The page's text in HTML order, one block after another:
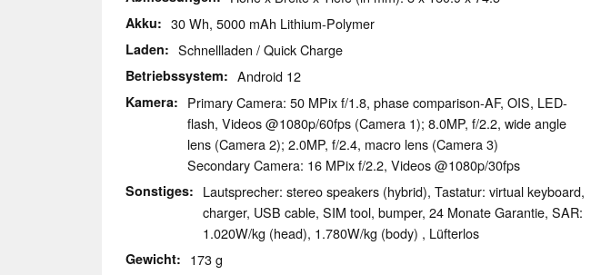
Akku 30 Wh, 5000 mAh Lithium-Polymer
Laden Schnellladen / Quick Charge
Betriebssystem Android 12
Kamera
Primary Camera: 50 MPix f/​1.8, phase comparison-AF, OIS, LED-
flash, Videos @1080p/​60fps (Camera 1); 8.0MP, f/​2.2, wide angle
lens (Camera 2); 2.0MP, f/​2.4, macro lens (Camera 3)
Secondary Camera: 16 MPix f/​2.2, Videos @1080p/​30fps
Sonstiges
Lautsprecher: stereo speakers (hybrid), Tastatur: virtual keyboard,
charger, USB cable, SIM tool, bumper, 24 Monate Garantie, SAR:
1.020W/​kg (head), 1.780W/​kg (body) , Lüfterlos
Gewicht 173 g